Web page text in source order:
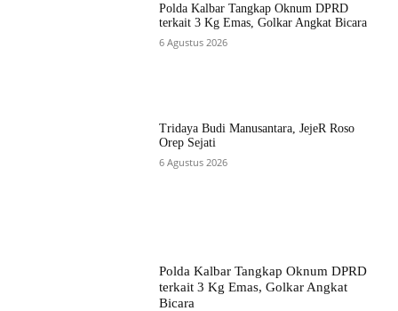
Polda Kalbar Tangkap Oknum DPRD
terkait 3 Kg Emas, Golkar Angkat Bicara
6 Agustus 2026
Tridaya Budi Manusantara, JejeR Roso
Orep Sejati
6 Agustus 2026
Polda Kalbar Tangkap Oknum DPRD
terkait 3 Kg Emas, Golkar Angkat
Bicara